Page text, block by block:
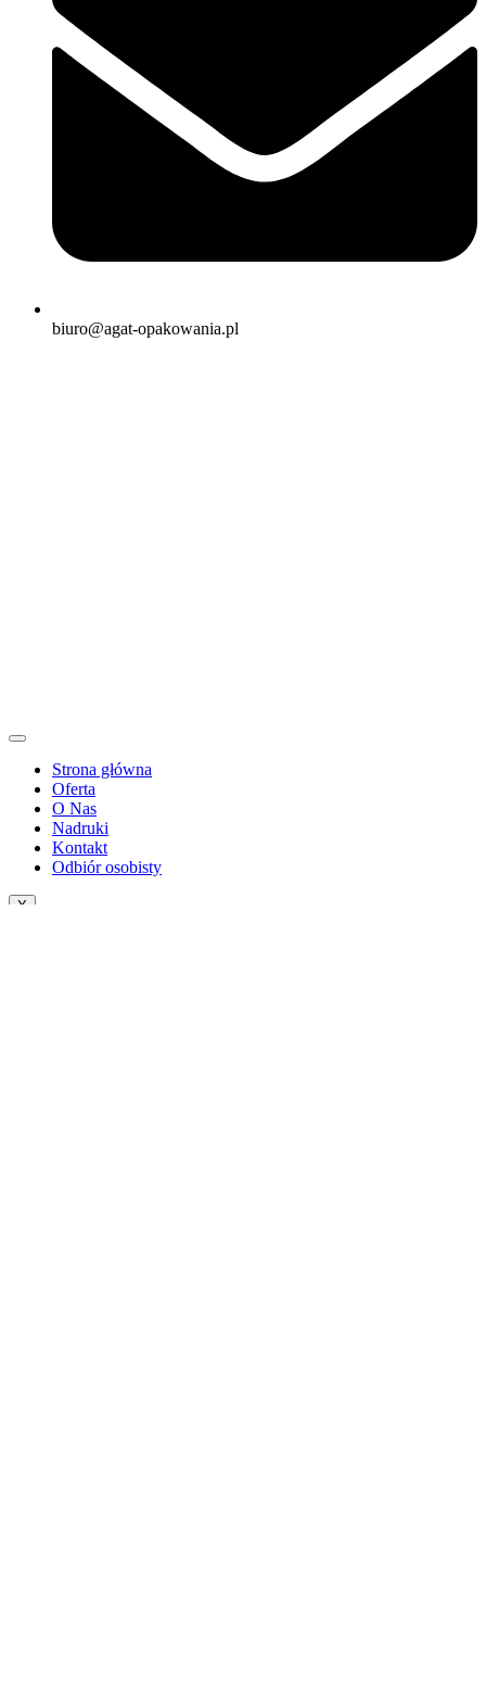
biuro@agat-opakowania.pl
Strona główna
Oferta
O Nas
Nadruki
Kontakt
Odbiór osobisty
X